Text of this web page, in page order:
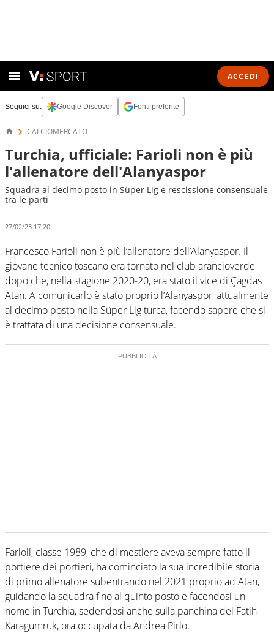
ACCEDI
Seguici su: Google Discover Fonti preferite
CALCIOMERCATO
Turchia, ufficiale: Farioli non è più
l'allenatore dell'Alanyaspor
Squadra al decimo posto in Süper Lig e rescissione consensuale
tra le parti
27/02/23 17:20
Francesco Farioli non è più l’allenatore dell’Alanyaspor. Il
giovane tecnico toscano era tornato nel club arancioverde
dopo che, nella stagione 2020-20, era stato il vice di Çagdas
Atan. A comunicarlo è stato proprio l’Alanyaspor, attualmente
al decimo posto nella Süper Lig turca, facendo sapere che si
è trattata di una decisione consensuale.
Farioli, classe 1989, che di mestiere aveva sempre fatto il
portiere dei portieri, ha cominciato la sua incredibile storia
di primo allenatore subentrando nel 2021 proprio ad Atan,
guidando la squadra fino al quinto posto e facendosi un
nome in Turchia, sedendosi anche sulla panchina del Fatih
Karagümrük, ora occupata da Andrea Pirlo.